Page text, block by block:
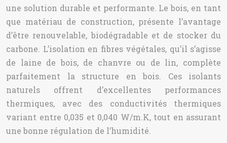
une solution durable et performante. Le bois, en tant
que matériau de construction, présente l’avantage
d’être renouvelable, biodégradable et de stocker du
carbone. L’isolation en fibres végétales, qu’il s’agisse
de laine de bois, de chanvre ou de lin, complète
parfaitement la structure en bois. Ces isolants
naturels offrent d’excellentes performances
thermiques, avec des conductivités thermiques
variant entre 0,035 et 0,040 W/m.K, tout en assurant
une bonne régulation de l’humidité.